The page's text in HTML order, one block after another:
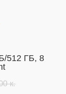
512 ГБ, 8
к.